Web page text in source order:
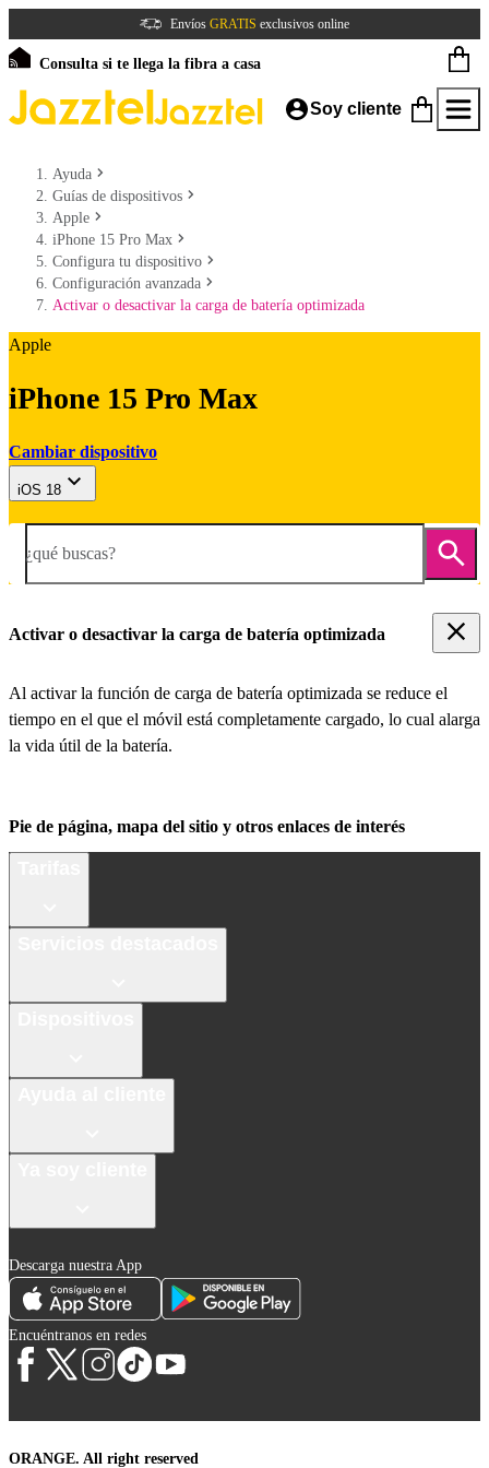
Envíos GRATIS exclusivos online
Consulta si te llega la fibra a casa
Soy cliente
Ayuda
Guías de dispositivos
Apple
iPhone 15 Pro Max
Configura tu dispositivo
Configuración avanzada
Activar o desactivar la carga de batería optimizada
Apple
iPhone 15 Pro Max
Cambiar dispositivo
iOS 18
¿qué buscas?
Activar o desactivar la carga de batería optimizada
Al activar la función de carga de batería optimizada se reduce el
tiempo en el que el móvil está completamente cargado, lo cual alarga
la vida útil de la batería.
Pie de página, mapa del sitio y otros enlaces de interés
Descarga nuestra App
Encuéntranos en redes
ORANGE. All right reserved